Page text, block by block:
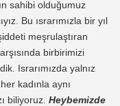
sahibi olduğumuz
Bu ısrarımızla bir yıl
meşrulaştıran
birbirimizi
Israrımızda yalnız
kadınla aynı
biliyoruz. Heybemizde